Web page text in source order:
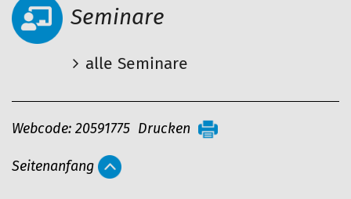
Seminare
alle Seminare
A
t
Webcode: 20591775 Drucken
Seitenanfang